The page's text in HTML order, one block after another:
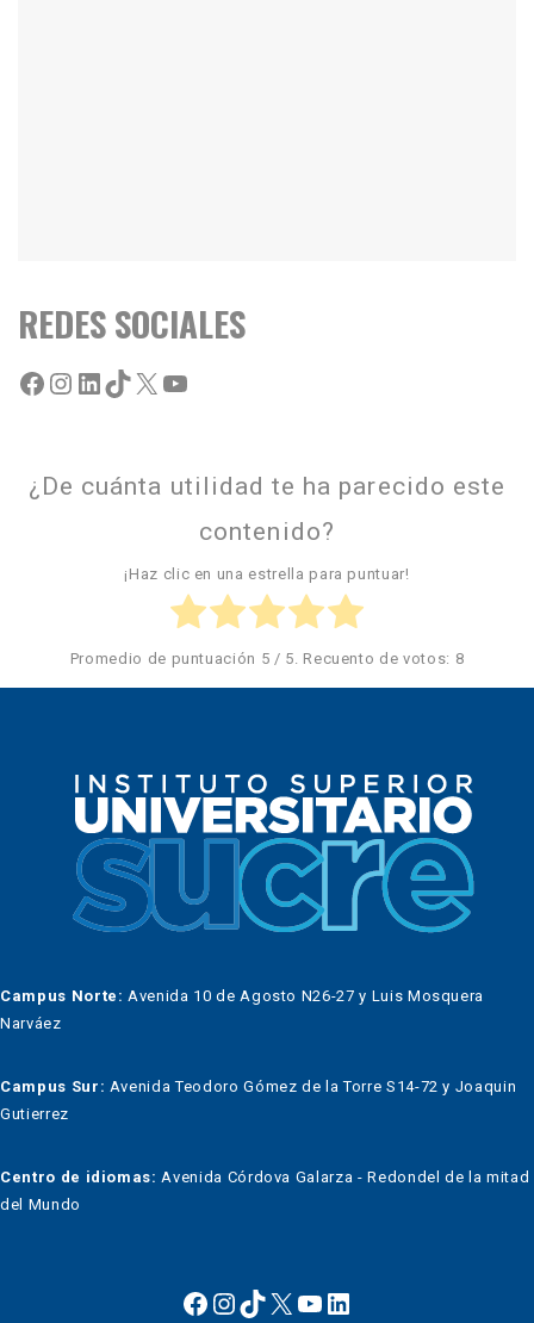
REDES SOCIALES
¿De cuánta utilidad te ha parecido este
contenido?
¡Haz clic en una estrella para puntuar!
Promedio de puntuación 5 / 5. Recuento de votos: 8
Campus Norte: Avenida 10 de Agosto N26-27 y Luis Mosquera
Narváez
Campus Sur: Avenida Teodoro Gómez de la Torre S14-72 y Joaquin
Gutierrez
Centro de idiomas:Avenida Córdova Galarza - Redondel de la mitad
del Mundo